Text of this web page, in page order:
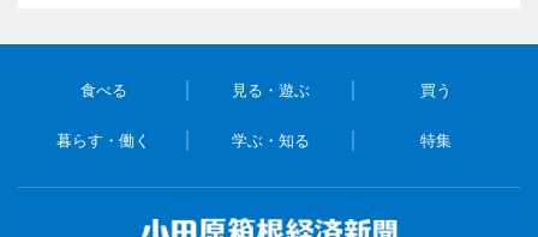
食べる 見る・遊ぶ 買う
暮らす・働く 学ぶ・知る 特集